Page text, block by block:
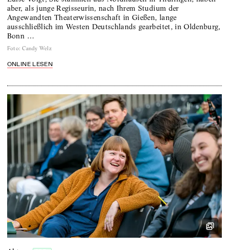
aber, als junge Regisseurin, nach Ihrem Studium der
Angewandten Theaterwissenschaft in Gießen, lange
ausschließlich im Westen Deutschlands gearbeitet, in Oldenburg,
Bonn …
Foto: Candy Welz
ONLINE LESEN